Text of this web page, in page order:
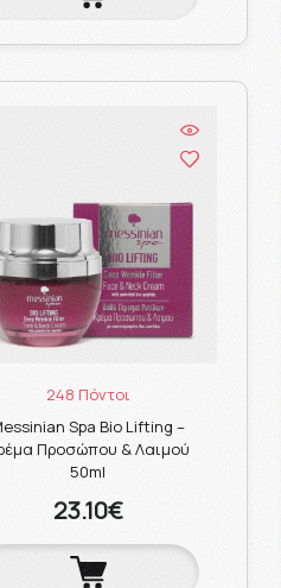
248 Πόντοι
Spa Bio Lifting –
Προσώπου & Λαιμού
50ml
23.10€